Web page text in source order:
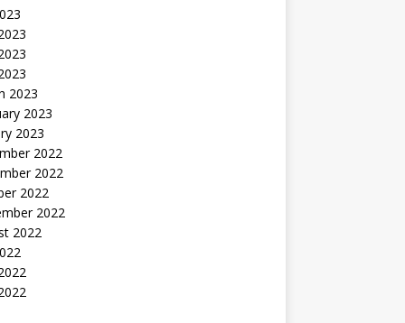
2023
2023
2023
2022
2022
2022
2022
2022